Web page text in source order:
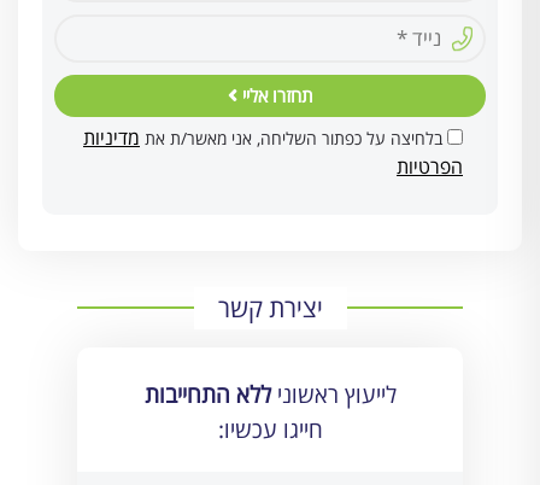
תחזרו אליי
בלחיצה על כפתור השליחה, אני מאשר/ת את מדיניות
הפרטיות
יצירת קשר
לייעוץ ראשוניללא התחייבות
חייגו עכשיו: